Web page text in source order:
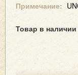
Примечание:
Товар в наличии